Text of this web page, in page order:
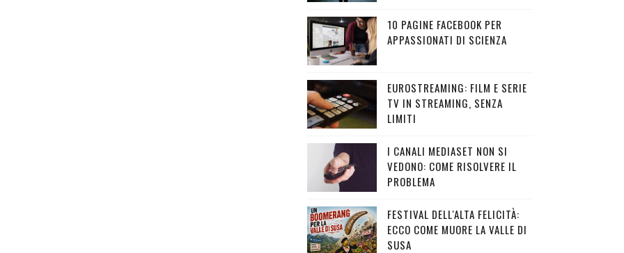
10 PAGINE FACEBOOK PER
APPASSIONATI DI SCIENZA
EUROSTREAMING: FILM E SERIE
TV IN STREAMING, SENZA
LIMITI
I CANALI MEDIASET NON SI
VEDONO: COME RISOLVERE IL
PROBLEMA
FESTIVAL DELL'ALTA FELICITÀ:
ECCO COME MUORE LA VALLE DI
SUSA